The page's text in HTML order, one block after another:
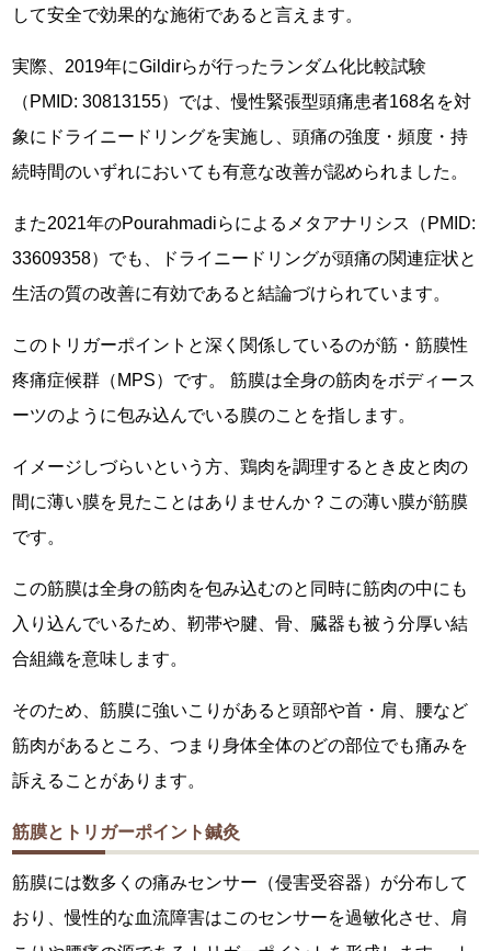
して安全で効果的な施術であると言えます。
実際、2019年にGildirらが行ったランダム化比較試験
（PMID: 30813155）では、慢性緊張型頭痛患者168名を対
象にドライニードリングを実施し、頭痛の強度・頻度・持
続時間のいずれにおいても有意な改善が認められました。
また2021年のPourahmadiらによるメタアナリシス（PMID:
33609358）でも、ドライニードリングが頭痛の関連症状と
生活の質の改善に有効であると結論づけられています。
このトリガーポイントと深く関係しているのが筋・筋膜性
疼痛症候群（MPS）です。 筋膜は全身の筋肉をボディース
ーツのように包み込んでいる膜のことを指します。
イメージしづらいという方、鶏肉を調理するとき皮と肉の
間に薄い膜を見たことはありませんか？この薄い膜が筋膜
です。
この筋膜は全身の筋肉を包み込むのと同時に筋肉の中にも
入り込んでいるため、靭帯や腱、骨、臓器も被う分厚い結
合組織を意味します。
そのため、筋膜に強いこりがあると頭部や首・肩、腰など
筋肉があるところ、つまり身体全体のどの部位でも痛みを
訴えることがあります。
筋膜とトリガーポイント鍼灸
筋膜には数多くの痛みセンサー（侵害受容器）が分布して
おり、慢性的な血流障害はこのセンサーを過敏化させ、肩